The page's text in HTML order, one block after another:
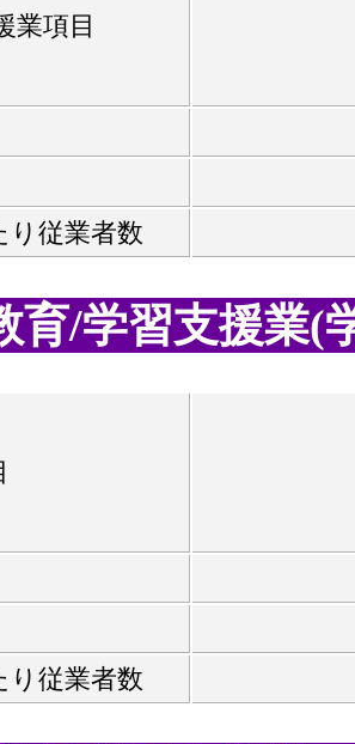
業項目
り従業者数
育/学習支援業(
り従業者数